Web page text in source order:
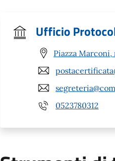
Ufficio
Piazza Marconi,
0523780312